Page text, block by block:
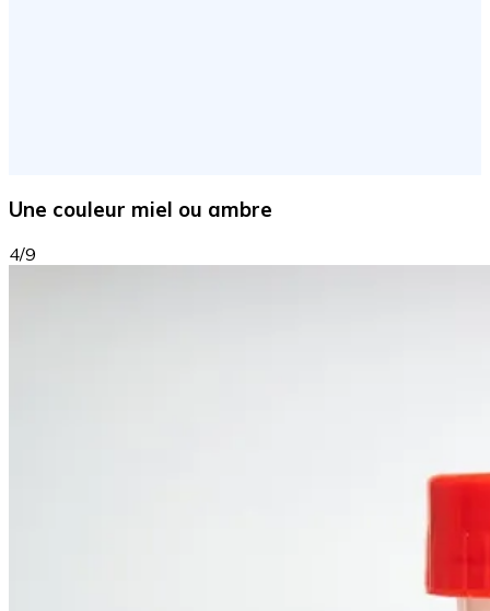
Une couleur miel ou ambre
4/9